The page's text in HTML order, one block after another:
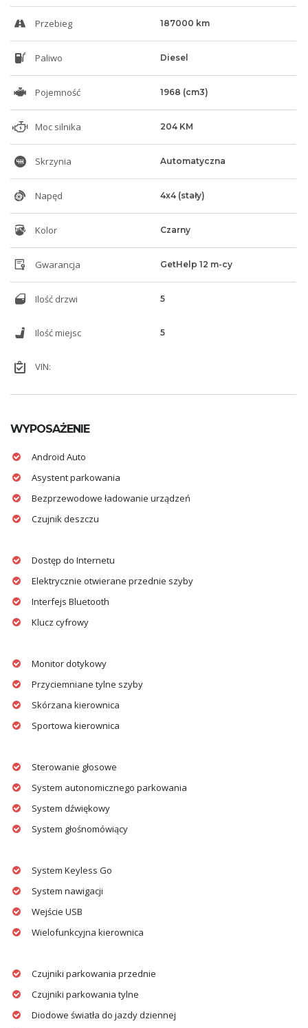
Przebieg 187000 km
Paliwo Diesel
Pojemność 1968 (cm3)
Moc silnika 204 KM
Skrzynia Automatyczna
Napęd 4x4 (stały)
Kolor Czarny
Gwarancja GetHelp 12 m-cy
Ilość drzwi 5
Ilość miejsc 5
VIN:
WYPOSAŻENIE
Android Auto
Asystent parkowania
Bezprzewodowe ładowanie urządzeń
Czujnik deszczu
Dostęp do Internetu
Elektrycznie otwierane przednie szyby
Interfejs Bluetooth
Klucz cyfrowy
Monitor dotykowy
Przyciemniane tylne szyby
Skórzana kierownica
Sportowa kierownica
Sterowanie głosowe
System autonomicznego parkowania
System dźwiękowy
System głośnomówiący
System Keyless Go
System nawigacji
Wejście USB
Wielofunkcyjna kierownica
Czujniki parkowania przednie
Czujniki parkowania tylne
Diodowe światła do jazdy dziennej